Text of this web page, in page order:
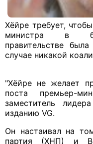
Хёйре требует,
министра в
правительстве
случае никакой
"Хёйре не желает
поста премьер-
заместитель
изданию VG.
Он настаивал на
партия (ХНП) и